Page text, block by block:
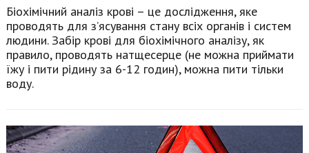
Біохімічний аналіз крові – це дослідження, яке
проводять для з’ясування стану всіх органів і систем
людини. Забір крові для біохімічного аналізу, як
правило, проводять натщесерце (не можна приймати
їжу і пити рідину за 6-12 годин), можна пити тільки
воду.